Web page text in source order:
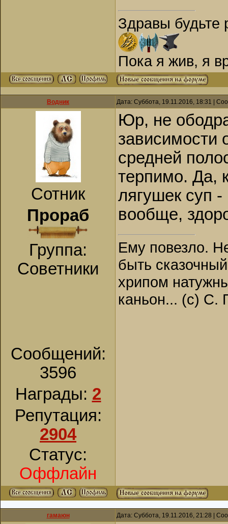
Здравы будьте
Пока я жив, я
Водник Дата: Суббота, 19.11.2016, 18:31 |
Сотник
Прораб
Группа:
Советники
Сообщений:
3596
Награды: 2
Репутация:
2904
Статус:
Оффлайн
Юр, не
зависимости
средней
терпимо. Да,
лягушек суп
вообще,
Ему повезло.
быть
хрипом
каньон... (с) С.
гамаюн Дата: Суббота, 19.11.2016, 21:28 |